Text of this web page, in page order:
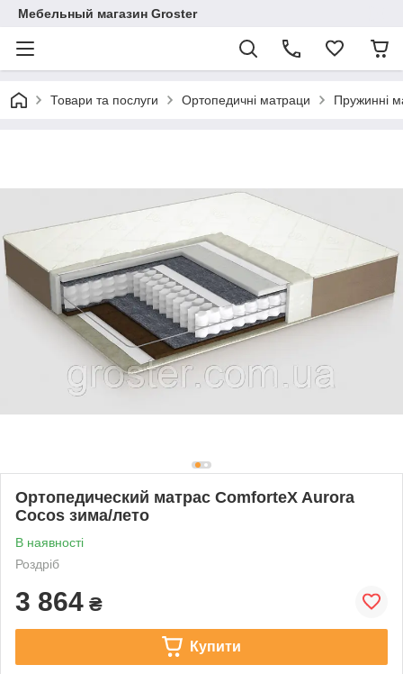
Мебельный магазин Groster
Товари та послуги Ортопедичні матраци Пружинні
Ортопедический матрас ComforteX Aurora
Cocos зима/лето
В наявності
Роздріб
3 864 ₴
Купити